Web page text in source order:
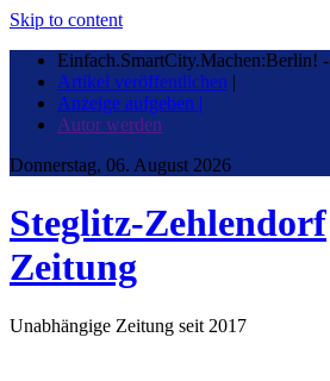
Skip to content
Einfach.SmartCity.Machen:Berlin! -
Artikel veröffentlichen |
Anzeige aufgeben |
Autor werden
Donnerstag, 06. August 2026
Steglitz-Zehlendorf
Zeitung
Unabhängige Zeitung seit 2017